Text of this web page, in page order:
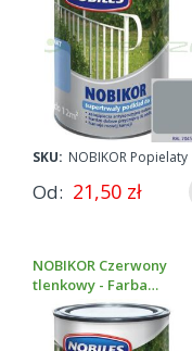
SKU: NOBIKOR Popielaty
Od 21,50 zł
NOBIKOR Czerwony
tlenkowy - Farba
podkładowa - 0,5L 1L 5L
10L